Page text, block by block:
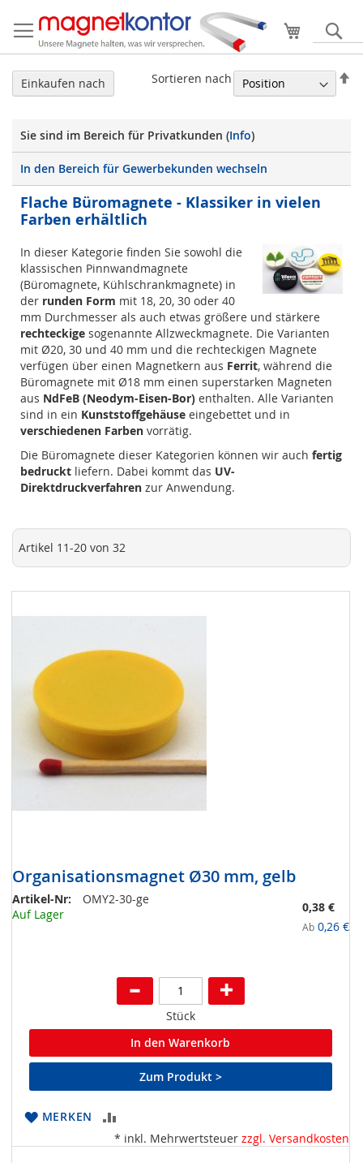
Mein
Flache Büromagnete - Klassiker in vielen
Farben erhältlich
In dieser Kategorie finden Sie sowohl die
klassischen Pinnwandmagnete
(Büromagnete, Kühlschrankmagnete) in
der runden Form mit 18, 20, 30 oder 40
mm Durchmesser als auch etwas größere und stärkere
rechteckige sogenannte Allzweckmagnete. Die Varianten
mit Ø20, 30 und 40 mm und die rechteckigen Magnete
verfügen über einen Magnetkern aus Ferrit, während die
Büromagnete mit Ø18 mm einen superstarken Magneten
aus NdFeB (Neodym-Eisen-Bor) enthalten. Alle Varianten
sind in ein Kunststoffgehäuse eingebettet und in
verschiedenen Farben vorrätig.
Die Büromagnete dieser Kategorien können wir auch fertig
bedruckt liefern. Dabei kommt das UV-
Direktdruckverfahren zur Anwendung.
Artikel 11-20 von 32
Sortieren nach
Organisationsmagnet Ø30 mm, gelb
Artikel-Nr:
OMY2-30-ge
Auf Lager
0,38 €
Ab 0,26 €
Stück
In den Warenkorb
Zum Produkt >
MERKEN
VERGLEICHSLISTE
* inkl. Mehrwertsteuer zzgl. Versandkosten
Sie sind im Bereich für Privatkunden (Info)
In den Bereich für Gewerbekunden wechseln
Einkaufen nach